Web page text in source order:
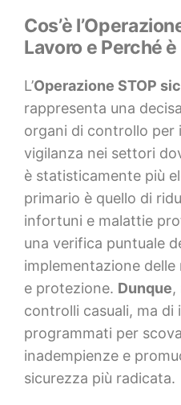
Cos’è
Lavoro e Perché
L’Operazione STOP
rappresenta una
organi di controllo per
vigilanza nei settori
è statisticamente più
primario è quello di
infortuni e malattie
una verifica puntuale
implementazione
e protezione. Dunque,
controlli casuali, ma
programmati per
inadempienze e
sicurezza più radicata.